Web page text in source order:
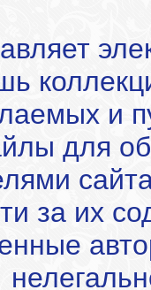
и
для
за их